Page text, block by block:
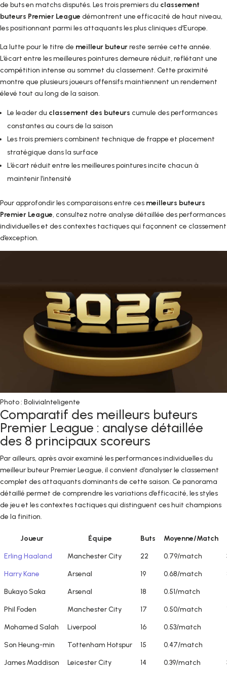
de buts en matchs disputés. Les trois premiers du classement
buteurs Premier League démontrent une efficacité de haut niveau,
les positionnant parmi les attaquants les plus cliniques d’Europe.
La lutte pour le titre de meilleur buteurreste serrée cette année.
L’écart entre les meilleures pointures demeure réduit, reflétant une
compétition intense au sommet du classement. Cette proximité
montre que plusieurs joueurs offensifs maintiennent un rendement
élevé tout au long de la saison.
Le leader du classement des buteurs cumule des performances
constantes au cours de la saison
Les trois premiers combinent technique de frappe et placement
stratégique dans la surface
L’écart réduit entre les meilleures pointures incite chacun à
maintenir l’intensité
Pour approfondir les comparaisons entre ces meilleurs buteurs
Premier League, consultez notre analyse détaillée des performances
individuelles et des contextes tactiques qui façonnent ce classement
d’exception.
Photo : BoliviaInteligente
Comparatif des meilleurs buteurs
Premier League : analyse détaillée
des 8 principaux scoreurs
Par ailleurs, après avoir examiné les performances individuelles du
meilleur buteur Premier League, il convient d’analyser le classement
complet des attaquants dominants de cette saison. Ce panorama
détaillé permet de comprendre les variations d’efficacité, les styles
de jeu et les contextes tactiques qui distinguent ces huit champions
de la finition.
Joueur Équipe Buts Moyenne/Match
Erling Haaland Manchester City 22 0.79/match
Harry Kane Arsenal 19 0.68/match
Bukayo Saka Arsenal 18 0.51/match
Phil Foden Manchester City 17 0.50/match
Mohamed Salah Liverpool 16 0.53/match
Son Heung-min Tottenham Hotspur 15 0.47/match
James Maddison Leicester City 14 0.39/match